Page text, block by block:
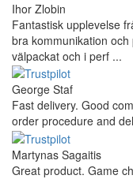
Ihor Zlobin
Fantastisk upplevelse
bra kommunikation
välpackat och i perf ...
George Staf
Fast delivery. Good
order procedure and
Martynas Sagaitis
Great product. Game